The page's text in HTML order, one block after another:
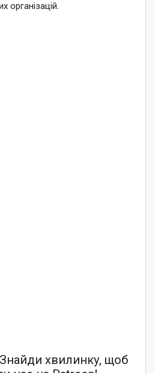
організацій.
хвилинку, щоб